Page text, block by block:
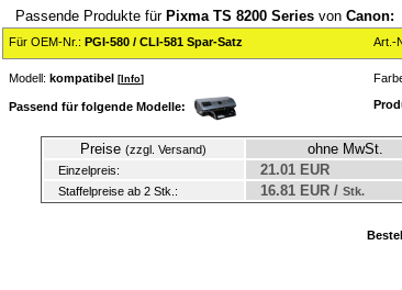
Passende Produkte für Pixma TS 8200 Series von Canon:
Für OEM-Nr.: PGI-580 / CLI-581 Spar-Satz Art.-
Modell: kompatibel [ Info]
Passend für folgende Modelle:
Preise (zzgl. Versand) ohne MwSt.
Einzelpreis: 21.01 EUR
Staffelpreise ab 2 Stk.: 16.81 EUR / Stk.